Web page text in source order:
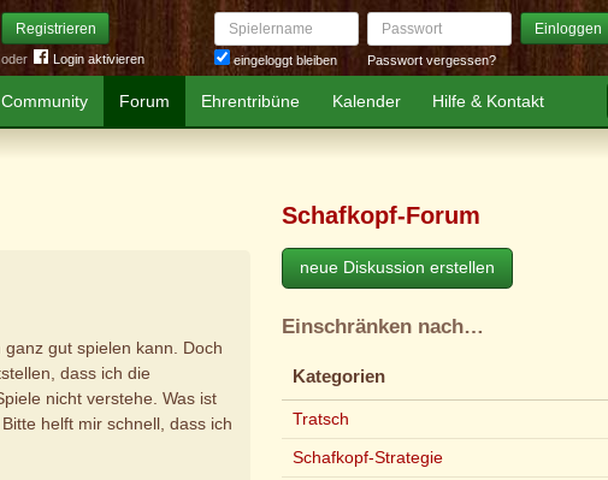
Registrieren
oder Login aktivieren
Spielername
eingeloggt bleiben
Passwort Einloggen
Passwort vergessen?
Community Forum Ehrentribüne Kalender Hilfe & Kontakt
gut spielen kann. Doch
dass ich die
nicht verstehe. Was ist
helft mir schnell, dass ich
Schafkopf-Forum
neue Diskussion erstellen
Einschränken nach…
Kategorien
Tratsch
Schafkopf-Strategie